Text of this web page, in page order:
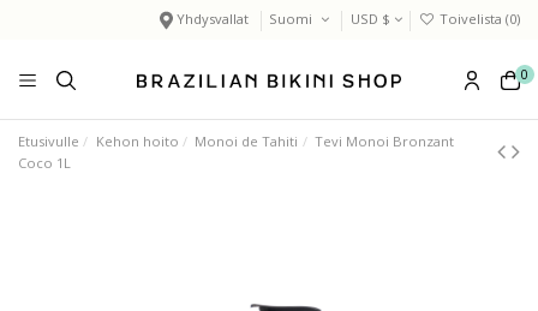
Yhdysvallat Suomi USD $ Toivelista (0)
0
Etusivulle Kehon hoito Monoi de Tahiti
Tevi Monoi Bronzant
Coco 1L